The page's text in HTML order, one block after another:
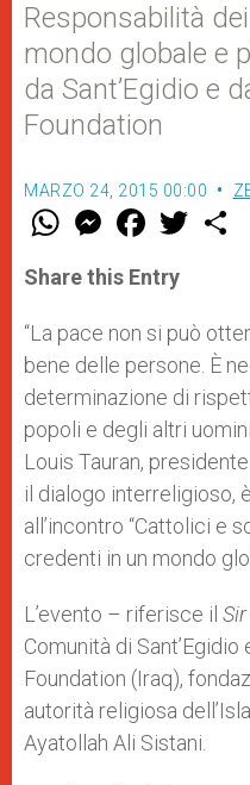
Responsabilità
mondo globale e
da Sant’Egidio e
Foundation
MARZO 24, 2015 00:00
W
t
s
p
p
M
e
s
e
g
e
r
F
a
e
b
o
k
w
r
Share this Entry
“La pace non si può
bene delle persone. È
determinazione di
popoli e degli altri
Louis Tauran,
il dialogo interreligioso,
all’incontro “Cattolici e
credenti in un mondo
L’evento – riferisce il Sir
Comunità di Sant’Egidio
Foundation (Iraq),
autorità religiosa
Ayatollah Ali Sistani.